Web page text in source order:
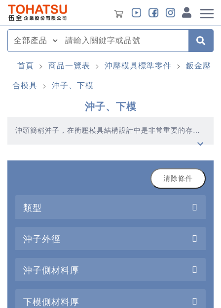
首頁 > 商品一覽表 > 沖壓模具標準零件 > 鈑金壓
合模具 > 沖子、下模
沖子、下模
沖頭簡稱沖子，在衝壓模具結構設計中是非常重要的存
清除條件
類型
沖子外徑
沖子側材料厚
下模側材料厚